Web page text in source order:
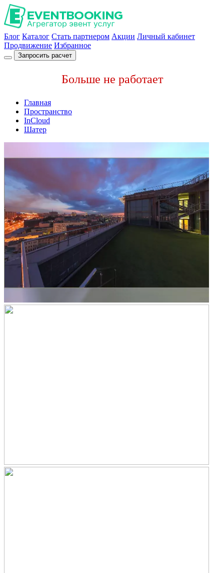
Блог Каталог Стать партнером Акции Личный кабинет
Продвижение Избранное
Запросить расчет
Больше не работает
Главная
Пространство
InCloud
Шатер